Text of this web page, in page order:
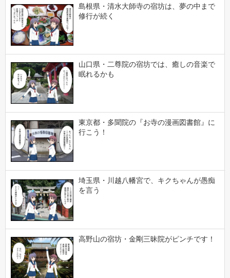
島根県・清水大師寺の宿坊は、夢の中まで
修行が続く
山口県・二尊院の宿坊では、癒しの音楽で
眠れるかも
東京都・多聞院の『お寺の漫画図書館』に
行こう！
埼玉県・川越八幡宮で、キクちゃんが愚痴
を言う
高野山の宿坊・金剛三昧院がピンチです！